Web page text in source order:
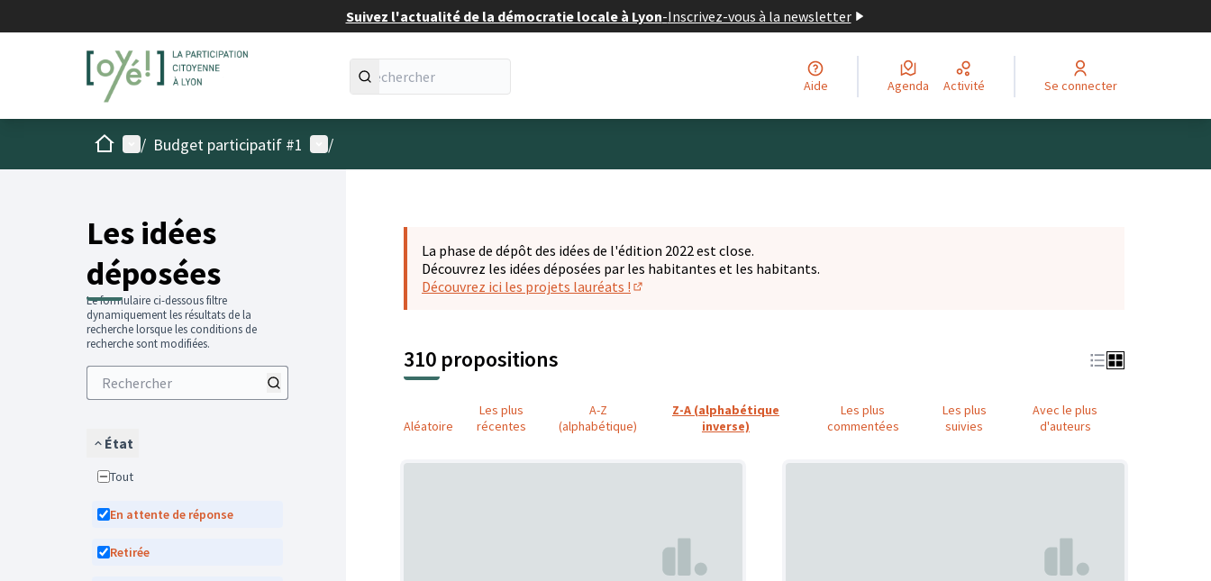
Suivez l'actualité de la démocratie locale à Lyon-Inscrivez-vous à la newsletter
Aide Agenda Activité Se connecter
AccueilMenu principal
/ Budget participatif #1 Menu utilisateur
/
Les idées
déposées
Le formulaire ci-dessous filtre
dynamiquement les résultats de la
recherche lorsque les conditions de
recherche sont modifiées.
État
Tout
En attente de réponse
Retirée
La phase de dépôt des idées de l'édition 2022 est close.
Découvrez les idées déposées par les habitantes et les habitants.
Découvrez ici les projets lauréats !
310 propositions
Aléatoire
Les plus
récentes
A-Z
(alphabétique)
Z-A (alphabétique
inverse)
Les plus
commentées
Les plus
suivies
Avec le plus
d'auteurs